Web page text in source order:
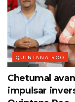
QUINTANA ROO
Chetumal
impulsar